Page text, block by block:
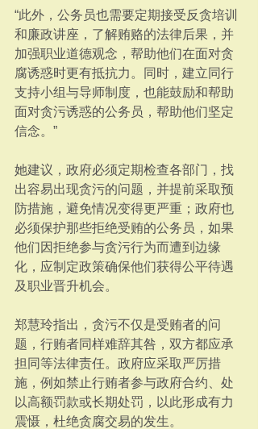
“此外，公务员也需要定期接受反贪培训
和廉政讲座，了解贿赂的法律后果，并
加强职业道德观念，帮助他们在面对贪
腐诱惑时更有抵抗力。同时，建立同行
支持小组与导师制度，也能鼓励和帮助
面对贪污诱惑的公务员，帮助他们坚定
信念。”
她建议，政府必须定期检查各部门，找
出容易出现贪污的问题，并提前采取预
防措施，避免情况变得更严重；政府也
必须保护那些拒绝受贿的公务员，如果
他们因拒绝参与贪污行为而遭到边缘
化，应制定政策确保他们获得公平待遇
及职业晋升机会。
郑慧玲指出，贪污不仅是受贿者的问
题，行贿者同样难辞其咎，双方都应承
担同等法律责任。政府应采取严厉措
施，例如禁止行贿者参与政府合约、处
以高额罚款或长期处罚，以此形成有力
震慑，杜绝贪腐交易的发生。